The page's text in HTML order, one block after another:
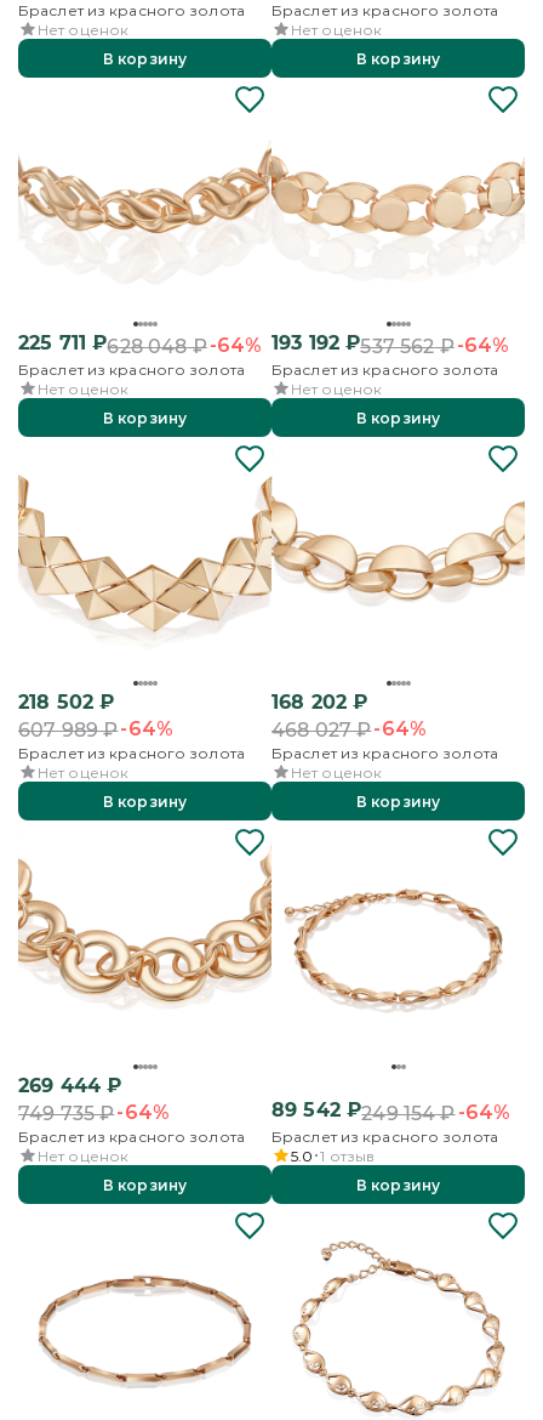
Браслет из красного золота
Нет оценок
В корзину
Браслет из красного золота
Нет оценок
В корзину
225 711 ₽628 048₽-64%
Браслет из красного золота
Нет оценок
В корзину
193 192 ₽537 562₽-64%
Браслет из красного золота
Нет оценок
В корзину
218 502 ₽
607 989₽-64%
Браслет из красного золота
Нет оценок
В корзину
168 202 ₽
468 027₽-64%
Браслет из красного золота
Нет оценок
В корзину
269 444 ₽
749 735₽-64%
Браслет из красного золота
Нет оценок
В корзину
89 542₽249 154₽-64%
Браслет из красного золота
5.0 1 отзыв
В корзину